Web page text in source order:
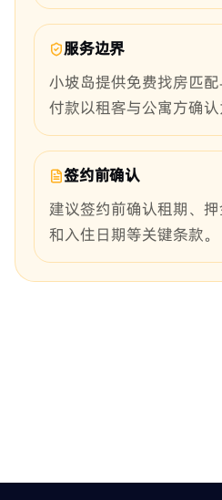
服务边界
小坡岛提供免费找房匹
付款以租客与公寓方确认
签约前确认
建议签约前确认租期、
和入住日期等关键条款。